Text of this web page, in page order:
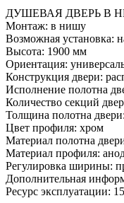
ДУШЕВАЯ ДВЕРЬ В
Монтаж: в нишу
Возможная установка:
Высота: 1900 мм
Ориентация:
Конструкция двери:
Исполнение полотна
Количество секций
Толщина полотна
Цвет профиля: хром
Материал полотна
Материал профиля:
Регулировка ширины:
Дополнительная
Ресурс эксплуатации: